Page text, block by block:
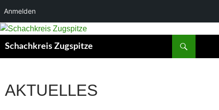
Anmelden
Schachkreis Zugspitze
AKTUELLES